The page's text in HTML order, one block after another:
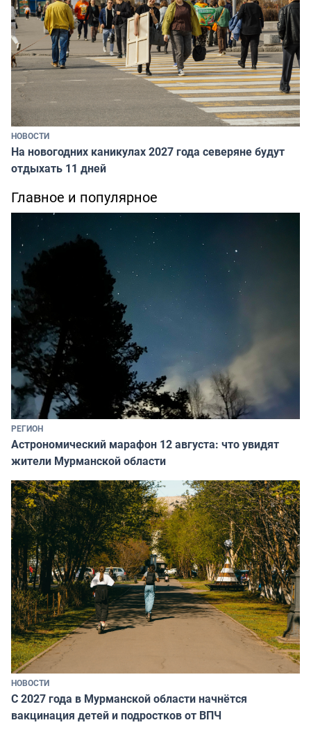
НОВОСТИ
На новогодних каникулах 2027 года северяне будут
отдыхать 11 дней
Главное и популярное
РЕГИОН
Астрономический марафон 12 августа: что увидят
жители Мурманской области
НОВОСТИ
С 2027 года в Мурманской области начнётся
вакцинация детей и подростков от ВПЧ